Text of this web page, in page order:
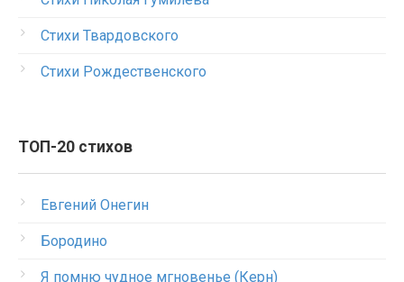
Стихи Твардовского
Стихи Рождественского
ТОП-20 стихов
Евгений Онегин
Бородино
Я помню чудное мгновенье (Керн)